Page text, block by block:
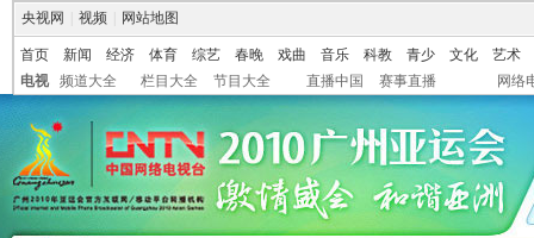
央视网 视频 网站地图
首页 新闻 经济 体育 综艺 春晚 戏曲 音乐 科教 青少 文化
艺术
电视
频道大全 栏目大全 节目大全 直播中国 赛事直播 网络